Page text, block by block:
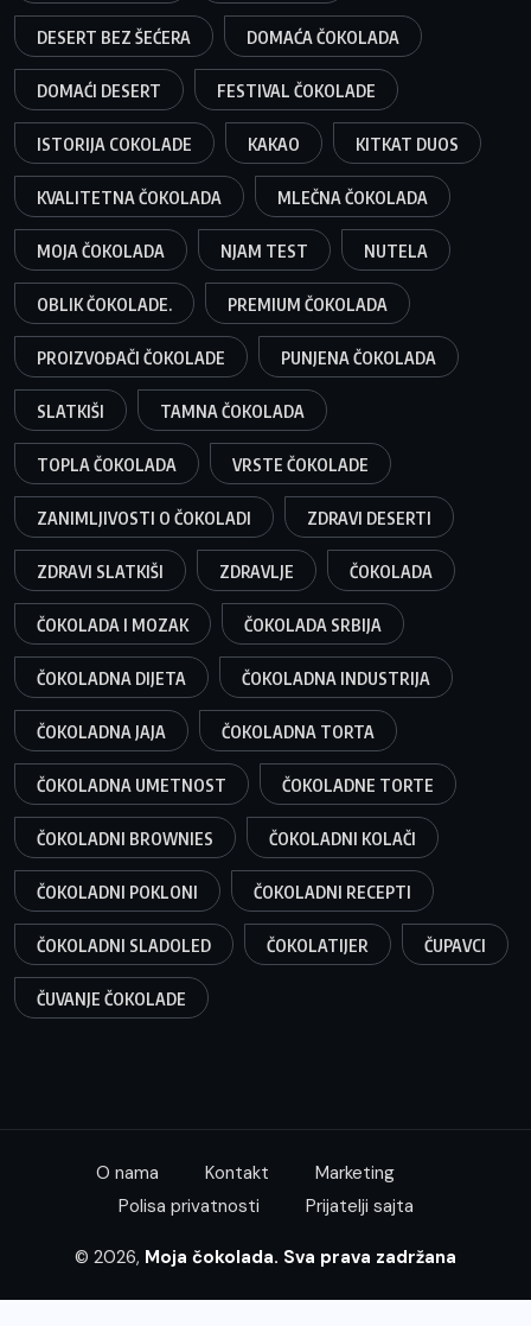
DESERT BEZ ŠEĆERA DOMAĆA ČOKOLADA
DOMAĆI DESERT FESTIVAL ČOKOLADE
ISTORIJA COKOLADE KAKAO KITKAT DUOS
KVALITETNA ČOKOLADA MLEČNA ČOKOLADA
MOJA ČOKOLADA NJAM TEST NUTELA
OBLIK ČOKOLADE. PREMIUM ČOKOLADA
PROIZVOĐAČI ČOKOLADE PUNJENA ČOKOLADA
SLATKIŠI TAMNA ČOKOLADA
TOPLA ČOKOLADA VRSTE ČOKOLADE
ZANIMLJIVOSTI O ČOKOLADI ZDRAVI DESERTI
ZDRAVI SLATKIŠI ZDRAVLJE ČOKOLADA
ČOKOLADA I MOZAK ČOKOLADA SRBIJA
ČOKOLADNA DIJETA ČOKOLADNA INDUSTRIJA
ČOKOLADNA JAJA ČOKOLADNA TORTA
ČOKOLADNA UMETNOST ČOKOLADNE TORTE
ČOKOLADNI BROWNIES ČOKOLADNI KOLAČI
ČOKOLADNI POKLONI ČOKOLADNI RECEPTI
ČOKOLADNI SLADOLED ČOKOLATIJER ČUPAVCI
ČUVANJE ČOKOLADE
O nama Kontakt
Marketing
Polisa privatnosti
Prijatelji sajta
© 2026, Moja čokolada. Sva prava zadržana